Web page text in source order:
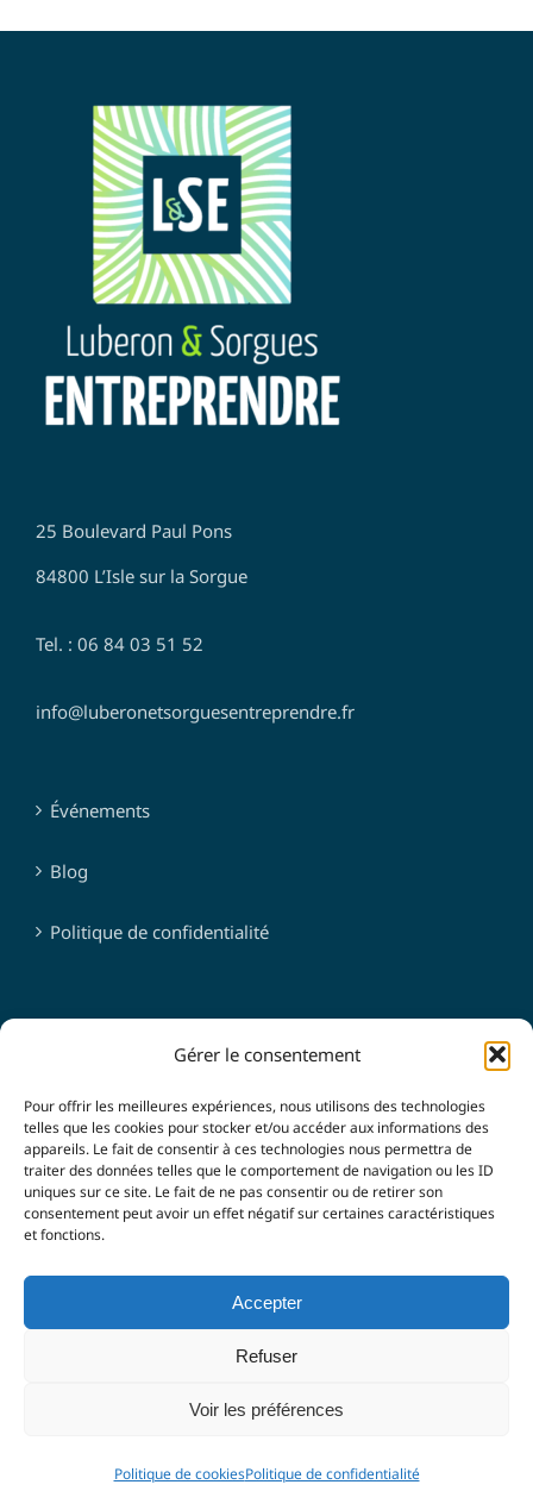
Gérer le consentement
Pour offrir les meilleures expériences, nous utilisons des technologies
telles que les cookies pour stocker et/ou accéder aux informations des
appareils. Le fait de consentir à ces technologies nous permettra de
traiter des données telles que le comportement de navigation ou les ID
uniques sur ce site. Le fait de ne pas consentir ou de retirer son
consentement peut avoir un effet négatif sur certaines caractéristiques
et fonctions.
Accepter
Refuser
Voir les préférences
Politique de cookiesPolitique de confidentialité
25 Boulevard Paul Pons
84800 L’Isle sur la Sorgue
Tel. : 06 84 03 51 52
info@luberonetsorguesentreprendre.fr
Événements
Blog
Politique de confidentialité
2026 |LUBERON & SORGUES
Politique de confidentialité
FacebookLinkedIn